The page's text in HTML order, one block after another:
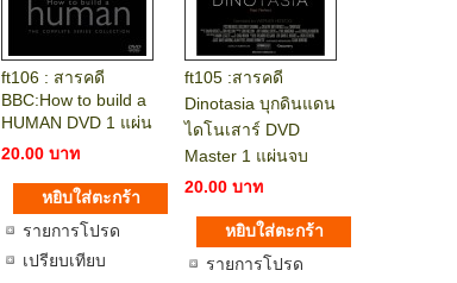
ft106 : สารคดี
BBC:How to build a
HUMAN DVD 1 แผ่น
20.00 บาท
รายการโปรด
เปรียบเทียบ
ft105 :สารคดี
Dinotasia บุกดินแดน
ไดโนเสาร์ DVD
Master 1 แผ่นจบ
20.00 บาท
รายการโปรด